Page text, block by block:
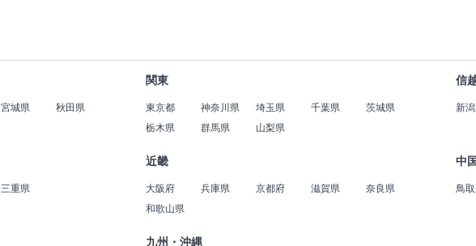
宮城県
秋田県
関東
東京都 神奈川県 埼玉県 千葉県
茨城県
栃木県
群馬県 山梨県
信
新
三重県
近畿
大阪府 兵庫県 京都府 滋賀県
奈良県
和歌山県
中国
鳥
九州・沖縄